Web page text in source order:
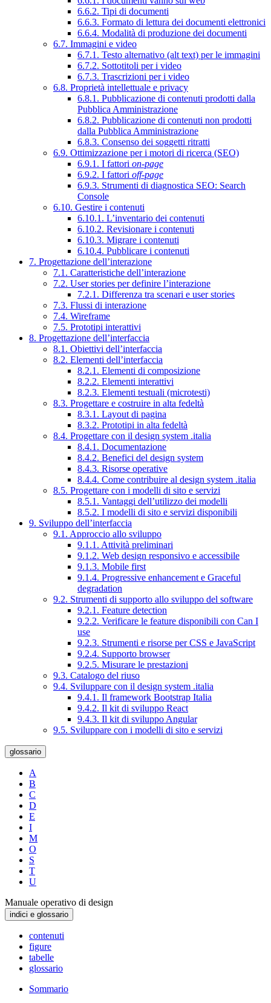
6.6.2. Tipi di documenti
6.6.3. Formato di lettura dei documenti elettronici
6.6.4. Modalità di produzione dei documenti
6.7. Immagini e video
6.7.1. Testo alternativo (alt text) per le immagini
6.7.2. Sottotitoli per i video
6.7.3. Trascrizioni per i video
6.8. Proprietà intellettuale e privacy
6.8.1. Pubblicazione di contenuti prodotti dalla
Pubblica Amministrazione
6.8.2. Pubblicazione di contenuti non prodotti
dalla Pubblica Amministrazione
6.8.3. Consenso dei soggetti ritratti
6.9. Ottimizzazione per i motori di ricerca (SEO)
6.9.1. I fattori on-page
6.9.2. I fattori off-page
6.9.3. Strumenti di diagnostica SEO: Search
Console
6.10. Gestire i contenuti
6.10.1. L’inventario dei contenuti
6.10.2. Revisionare i contenuti
6.10.3. Migrare i contenuti
6.10.4. Pubblicare i contenuti
7. Progettazione dell’interazione
7.1. Caratteristiche dell’interazione
7.2. User stories per definire l’interazione
7.2.1. Differenza tra scenari e user stories
7.3. Flussi di interazione
7.4. Wireframe
7.5. Prototipi interattivi
8. Progettazione dell’interfaccia
8.1. Obiettivi dell’interfaccia
8.2. Elementi dell’interfaccia
8.2.1. Elementi di composizione
8.2.2. Elementi interattivi
8.2.3. Elementi testuali (microtesti)
8.3. Progettare e costruire in alta fedeltà
8.3.1. Layout di pagina
8.3.2. Prototipi in alta fedeltà
8.4. Progettare con il design system .italia
8.4.1. Documentazione
8.4.2. Benefici del design system
8.4.3. Risorse operative
8.4.4. Come contribuire al design system .italia
8.5. Progettare con i modelli di sito e servizi
8.5.1. Vantaggi dell’utilizzo dei modelli
8.5.2. I modelli di sito e servizi disponibili
9. Sviluppo dell’interfaccia
9.1. Approccio allo sviluppo
9.1.1. Attività preliminari
9.1.2. Web design responsivo e accessibile
9.1.3. Mobile first
9.1.4. Progressive enhancement e Graceful
degradation
9.2. Strumenti di supporto allo sviluppo del software
9.2.1. Feature detection
9.2.2. Verificare le feature disponibili con Can I
use
9.2.3. Strumenti e risorse per CSS e JavaScript
9.2.4. Supporto browser
9.2.5. Misurare le prestazioni
9.3. Catalogo del riuso
9.4. Sviluppare con il design system .italia
9.4.1. Il framework Bootstrap Italia
9.4.2. Il kit di sviluppo React
9.4.3. Il kit di sviluppo Angular
9.5. Sviluppare con i modelli di sito e servizi
glossario
A
B
C
D
E
I
M
O
S
T
U
Manuale operativo di design
indici e glossario
contenuti
figure
tabelle
glossario
Sommario